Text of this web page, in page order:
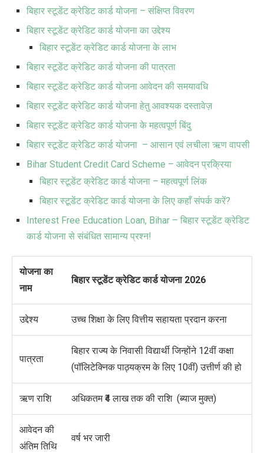
बिहार स्टूडेंट क्रेडिट कार्ड योजना – संक्षिप्त विवरण
बिहार स्टूडेंट क्रेडिट कार्ड योजना का उद्देश्य
बिहार स्टूडेंट क्रेडिट कार्ड योजना के लाभ
बिहार स्टूडेंट क्रेडिट कार्ड योजना की पात्रता
बिहार स्टूडेंट क्रेडिट कार्ड योजना आवेदन की समयावधि
बिहार स्टूडेंट क्रेडिट कार्ड योजना हेतु आवश्यक दस्तावेज़
बिहार स्टूडेंट क्रेडिट कार्ड योजना के महत्वपूर्ण बिंदु
बिहार स्टूडेंट क्रेडिट कार्ड योजना – आसान एवं लचीला ऋण वापसी
Bihar Student Credit Card Scheme – आवेदन प्रक्रिया
बिहार स्टूडेंट क्रेडिट कार्ड योजना – महत्वपूर्ण लिंक
बिहार स्टूडेंट क्रेडिट कार्ड योजना के लिए कहाँ संपर्क करें?
Interest Free Education Loan, Bihar – बिहार स्टूडेंट क्रेडिट
कार्ड योजना से संबंधित सामान्य प्रश्न!
योजना का
नाम
बिहार स्टूडेंट क्रेडिट कार्ड योजना 2026
उद्देश्य उच्च शिक्षा के लिए वित्तीय सहायता प्रदान करना
पात्रता
बिहार राज्य के निवासी विद्यार्थी जिन्होंने 12वीं कक्षा
(पॉलिटेक्निक पाठ्यक्रम के लिए 10वीं)उत्तीर्ण की हो
ऋण राशि अधिकतम ₹4 लाख तक की राशि (ब्याज मुक्त)
आवेदन की
अंतिम तिथि
वर्ष भर जारी